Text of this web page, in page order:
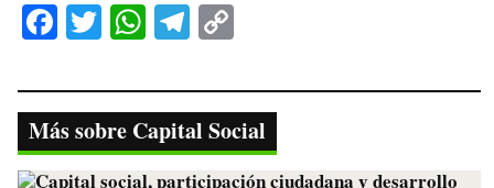
Fa
bo
ok
T
tte
r
W
ts
A
pp
Te
gr
a
m
y
Li
nk
Más sobre Capital Social